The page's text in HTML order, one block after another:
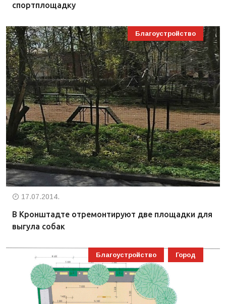
спортплощадку
Благоустройство
17.07.2014.
В Кронштадте отремонтируют две площадки для
выгула собак
Благоустройство Город